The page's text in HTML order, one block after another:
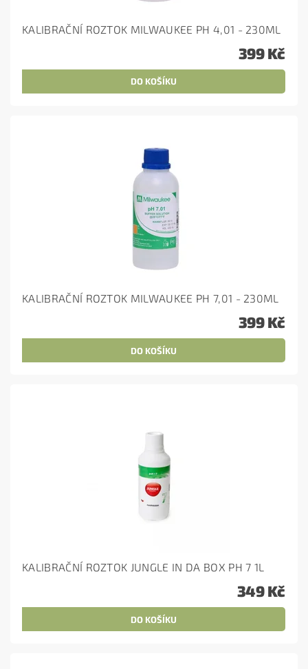
KALIBRAČNÍ ROZTOK MILWAUKEE PH 4,01 - 230ML
399 Kč
KALIBRAČNÍ ROZTOK MILWAUKEE PH 7,01 - 230ML
399 Kč
KALIBRAČNÍ ROZTOK JUNGLE IN DA BOX PH 7 1L
349 Kč